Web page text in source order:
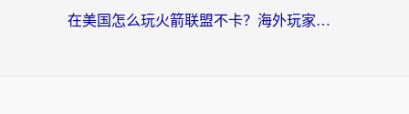
在美国怎么玩火箭联盟不卡？海外玩家国服游戏加速终极指南（附明日方舟美版王者荣耀优化技巧）